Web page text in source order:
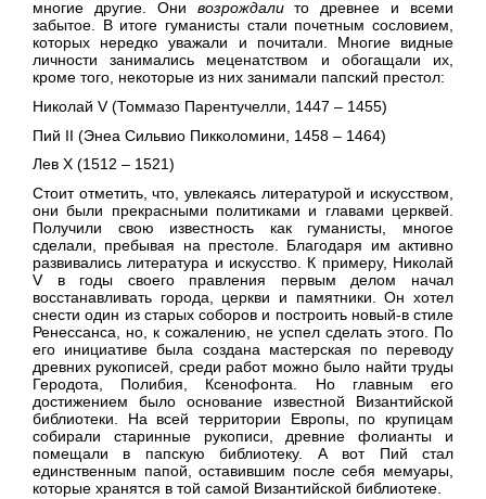
многие другие. Они возрождалито древнее и всеми
забытое. В итоге гуманисты стали почетным сословием,
которых нередко уважали и почитали. Многие видные
личности занимались меценатством и обогащали их,
кроме того, некоторые из них занимали папский престол:
Николай V (Томмазо Парентучелли, 1447 – 1455)
Пий II (Энеа Сильвио Пикколомини, 1458 – 1464)
Лев X (1512 – 1521)
Стоит отметить, что, увлекаясь литературой и искусством,
они были прекрасными политиками и главами церквей.
Получили свою известность как гуманисты, многое
сделали, пребывая на престоле. Благодаря им активно
развивались литература и искусство. К примеру, Николай
V в годы своего правления первым делом начал
восстанавливать города, церкви и памятники. Он хотел
снести один из старых соборов и построить новый-в стиле
Ренессанса, но, к сожалению, не успел сделать этого. По
его инициативе была создана мастерская по переводу
древних рукописей, среди работ можно было найти труды
Геродота, Полибия, Ксенофонта. Но главным его
достижением было основание известной Византийской
библиотеки. На всей территории Европы, по крупицам
собирали старинные рукописи, древние фолианты и
помещали в папскую библиотеку. А вот Пий стал
единственным папой, оставившим после себя мемуары,
которые хранятся в той самой Византийской библиотеке.